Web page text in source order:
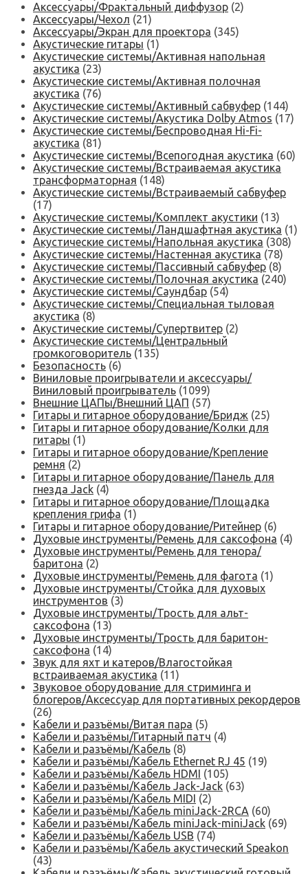
Аксессуары/Фрактальный диффузор (2)
Аксессуары/Чехол (21)
Аксессуары/Экран для проектора (345)
Акустические гитары (1)
Акустические системы/Активная напольная
акустика (23)
Акустические системы/Активная полочная
акустика (76)
Акустические системы/Активный сабвуфер (144)
Акустические системы/Акустика Dolby Atmos (17)
Акустические системы/Беспроводная Hi-Fi-
акустика (81)
Акустические системы/Всепогодная акустика (60)
Акустические системы/Встраиваемая акустика
трансформаторная (148)
Акустические системы/Встраиваемый сабвуфер
(17)
Акустические системы/Комплект акустики (13)
Акустические системы/Ландшафтная акустика (1)
Акустические системы/Напольная акустика (308)
Акустические системы/Настенная акустика (78)
Акустические системы/Пассивный сабвуфер (8)
Акустические системы/Полочная акустика (240)
Акустические системы/Саундбар (54)
Акустические системы/Специальная тыловая
акустика (8)
Акустические системы/Супертвитер (2)
Акустические системы/Центральный
громкоговоритель (135)
Безопасность (6)
Виниловые проигрыватели и аксессуары/
Виниловый проигрыватель (1099)
Внешние ЦАПы/Внешний ЦАП (57)
Гитары и гитарное оборудование/Бридж (25)
Гитары и гитарное оборудование/Колки для
гитары (1)
Гитары и гитарное оборудование/Крепление
ремня (2)
Гитары и гитарное оборудование/Панель для
гнезда Jack (4)
Гитары и гитарное оборудование/Площадка
крепления грифа (1)
Гитары и гитарное оборудование/Ритейнер (6)
Духовые инструменты/Ремень для саксофона (4)
Духовые инструменты/Ремень для тенора/
баритона (2)
Духовые инструменты/Ремень для фагота (1)
Духовые инструменты/Стойка для духовых
инструментов (3)
Духовые инструменты/Трость для альт-
саксофона (13)
Духовые инструменты/Трость для баритон-
саксофона (14)
Звук для яхт и катеров/Влагостойкая
встраиваемая акустика (11)
Звуковое оборудование для стриминга и
блогеров/Аксессуар для портативных рекордеров
(26)
Кабели и разъёмы/Витая пара (5)
Кабели и разъёмы/Гитарный патч (4)
Кабели и разъёмы/Кабель (8)
Кабели и разъёмы/Кабель Ethernet RJ 45 (19)
Кабели и разъёмы/Кабель HDMI (105)
Кабели и разъёмы/Кабель Jack-Jack (63)
Кабели и разъёмы/Кабель MIDI (2)
Кабели и разъёмы/Кабель miniJack-2RCA (60)
Кабели и разъёмы/Кабель miniJack-miniJack (69)
Кабели и разъёмы/Кабель USB (74)
Кабели и разъёмы/Кабель акустический Speakon
(43)